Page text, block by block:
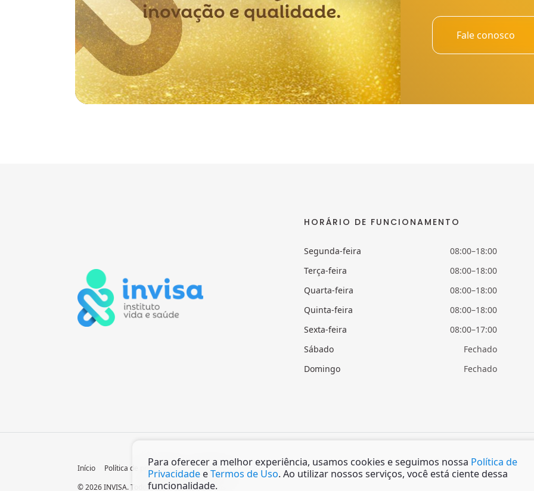
Fale conosco
HORÁRIO DE FUNCIONAMENTO
Segunda-feira
08:00–18:00
Terça-feira
08:00–18:00
Quarta-feira
08:00–18:00
Quinta-feira
08:00–18:00
Sexta-feira
08:00–17:00
Sábado
Fechado
Domingo
Fechado
Início Política de privacidade
Termos de Uso
© 2026 INVISA. Todos os direitos reservados.
Para oferecer a melhor experiência, usamos cookies e seguimos nossa Política de
Privacidade eTermos de Uso. Ao utilizar nossos serviços, você está ciente dessa
funcionalidade.